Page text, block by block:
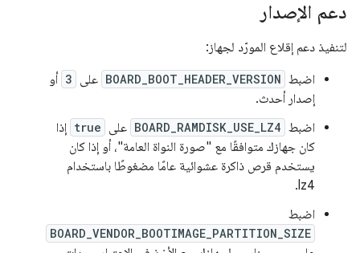
دعم الإصدار
لتنفيذ دعم إقلاع المورّد لجهاز:
اضبط BOARD_BOOT_HEADER_VERSION على 3 أو
إصدار أحدث.
اضبط BOARD_RAMDISK_USE_LZ4 على true إذا
كان جهازك متوافقًا مع "صورة النواة العامة"، أو إذا كان
يستخدم قرص ذاكرة عشوائية عامًا مضغوطًا باستخدام
lz4.
اضبط
BOARD_VENDOR_BOOTIMAGE_PARTITION_SIZE